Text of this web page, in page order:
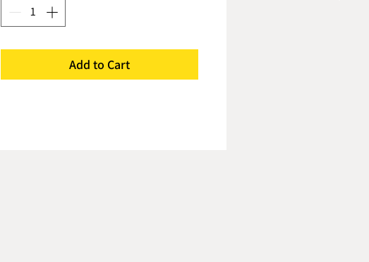
סיפון משולב לכיור אמריקאי תוכנן כסיפון עם
מספר מועט של חלקים במטרה לקבל סיפון
לסיפון המשולב המיוצר בישראל אם תקן
מאושר ממכון התקנים, מספר ייתרונות :
Add to Cart